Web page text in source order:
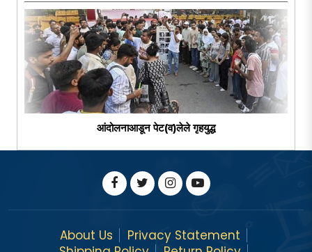
आंदोलनाआडून पेट(व)लेले गृहयुद्ध
About Us
Privacy Statement